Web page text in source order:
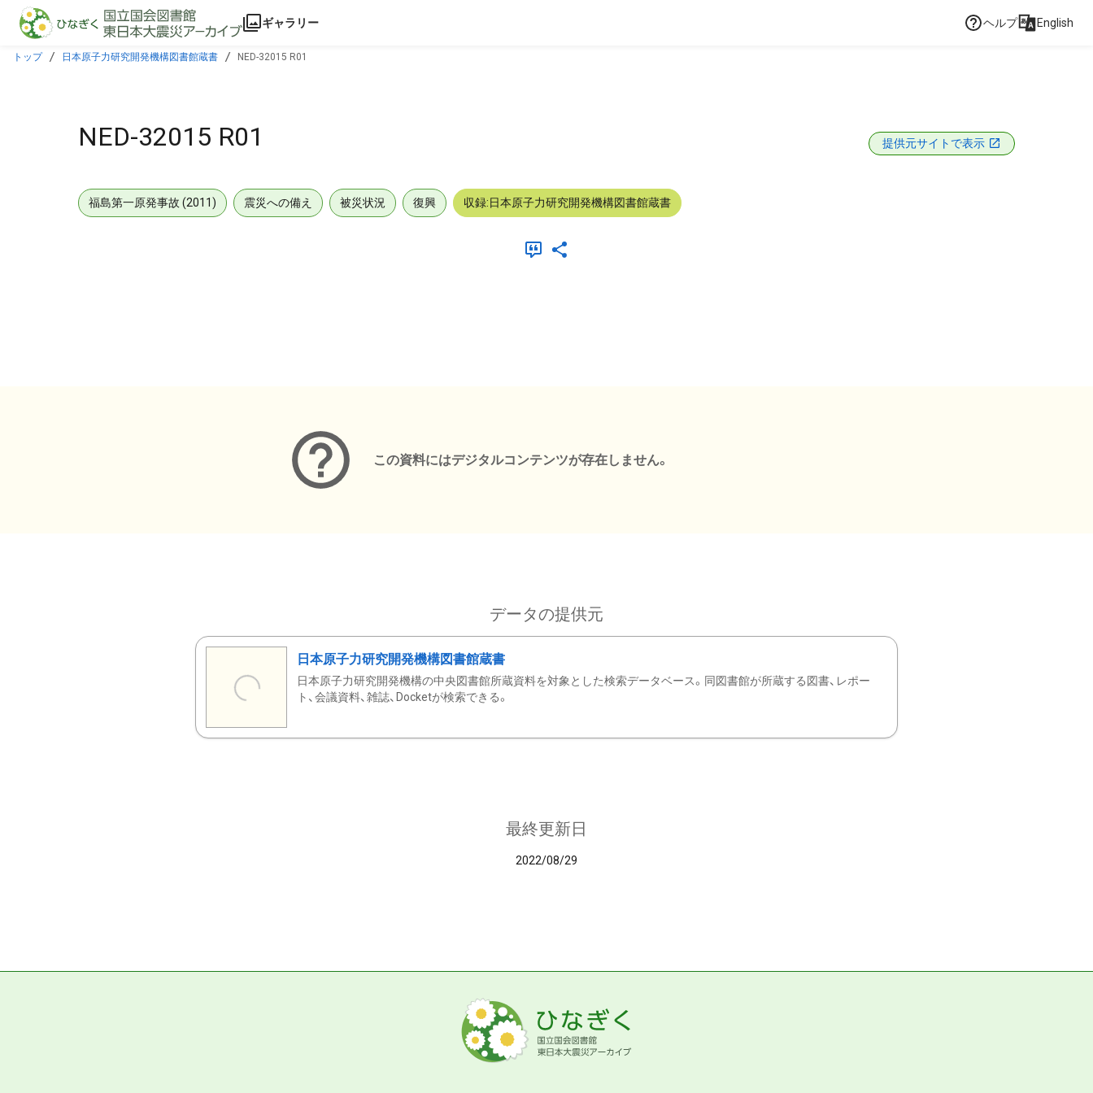
本文に飛ぶ
ギャラリー ヘルプ English
トップ 日本原子力研究開発機構図書館蔵書 NED-32015 R01
NED-32015 R01 提供元サイトで表示
福島第一原発事故 (2011) 震災への備え 被災状況 復興 収録:日本原子力研究開発機構図書館蔵書
この資料にはデジタルコンテンツが存在しません。
データの提供元
日本原子力研究開発機構図書館蔵書
日本原子力研究開発機構の中央図書館所蔵資料を対象とした検索データベース。同図書館が所蔵する図書、レポー
ト、会議資料、雑誌、Docketが検索できる。
最終更新日
2022/08/29